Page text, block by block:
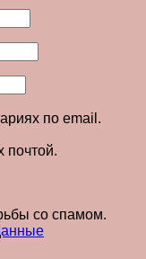
по email.
почтой.
со спамом.